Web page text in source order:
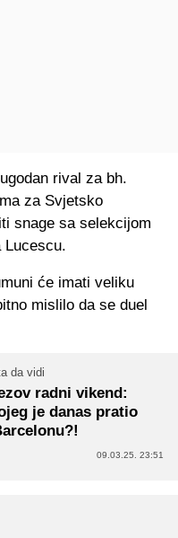
rival za bh.
za Svjetsko
snage sa selekcijom
Lucescu.
će imati veliku
mislilo da se duel
da vidi
radni vikend:
je danas pratio
09.03.25. 23:51